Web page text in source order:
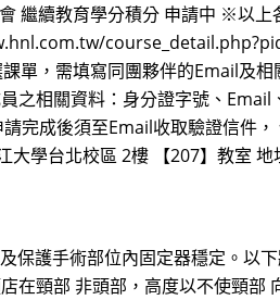
繼續教育學分積分 申請中 ※以上
單，需填寫同團夥伴的Email及相
之相關資料：身分證字號、Email
完成後須至Email收取驗證信件
學台北校區 2樓 【207】教室 地
保護手術部位內固定器穩定。以
在頸部 非頭部，高度以不使頸部